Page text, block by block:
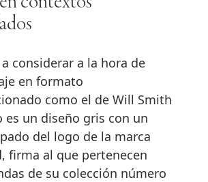
considerar a la hora de
en formato
como el de Will Smith
es un diseño gris con un
del logo de la marca
firma al que pertenecen
de su colección número